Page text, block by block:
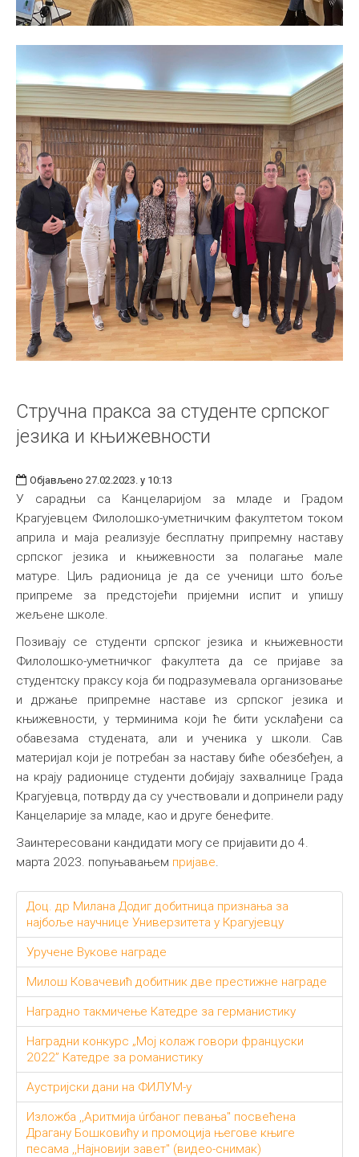
Стручна пракса за студенте српског
језика и књижевности
Објављено 27.02.2023. у 10:13
У сарадњи са Канцеларијом за младе и Градом
Крагујевцем Филолошко-уметничким факултетом током
априла и маја реализује бесплатну припремну наставу
српског језика и књижевности за полагање мале
матуре. Циљ радионица је да се ученици што боље
припреме за предстојећи пријемни испит и упишу
жељене школе.
Позивају се студенти српског језика и књижевности
Филолошко-уметничког факултета да се пријаве за
студентску праксу која би подразумевала организовање
и држање припремне наставе из српског језика и
књижевности, у терминима који ће бити усклађени са
обавезама студената, али и ученика у школи. Сав
материјал који је потребан за наставу биће обезбеђен, а
на крају радионице студенти добијају захвалнице Града
Крагујевца, потврду да су учествовали и допринели раду
Канцеларије за младе, као и друге бенефите.
Заинтересовани кандидати могу се пријавити до 4.
марта 2023. попуњавањем пријаве.
Доц. др Милана Додиг добитница признањa за
најбоље научнице Универзитета у Крагујевцу
Уручене Вукове награде
Милош Ковачевић добитник две престижне награде
Наградно такмичењe Катедре за германистику
Наградни конкурс „Mој колаж говори француски
2022” Катедре за романистику
Аустријски дани на ФИЛУМ-у
Изложба ,,Аритмија úrбаног певања" посвећена
Драгану Бошковићу и промоција његове књиге
песама ,,Најновији завет" (видео-снимак)